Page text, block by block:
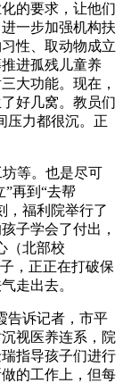
的要求，让他们
一步加强机构扶
性、取动物成立
进孤残儿童养
大功能。现在，
好几窝。教员们
压力都很沉。正
等。也是尽可
”再到“去帮
福利院举行了
子学会了付出，
（北部校
，正正在打破保
走出去。
诉记者，市平
视医养连系，院
指导孩子们进行
的工作上，但每